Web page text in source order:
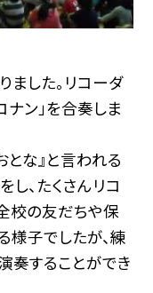
ました。リコーダ
ナン」を合奏しま
な』と言われる
し、たくさんリコ
校の友だちや保
様子でしたが、練
奏することができ